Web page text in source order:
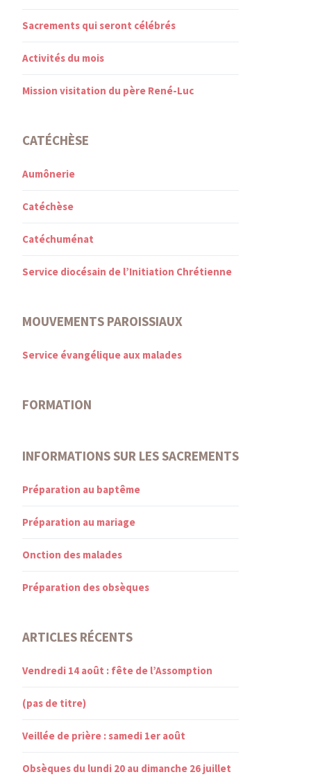
Sacrements qui seront célébrés
Activités du mois
Mission visitation du père René-Luc
CATÉCHÈSE
Aumônerie
Catéchèse
Catéchuménat
Service diocésain de l’Initiation Chrétienne
MOUVEMENTS PAROISSIAUX
Service évangélique aux malades
FORMATION
INFORMATIONS SUR LES SACREMENTS
Préparation au baptême
Préparation au mariage
Onction des malades
Préparation des obsèques
ARTICLES RÉCENTS
Vendredi 14 août : fête de l’Assomption
(pas de titre)
Veillée de prière : samedi 1er août
Obsèques du lundi 20 au dimanche 26 juillet